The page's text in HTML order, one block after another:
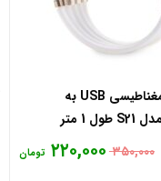
کابل تبدیل مغناطیسی USB به
۳۵۰,۰۰۰ ۲۲۰,۰۰۰ تومان